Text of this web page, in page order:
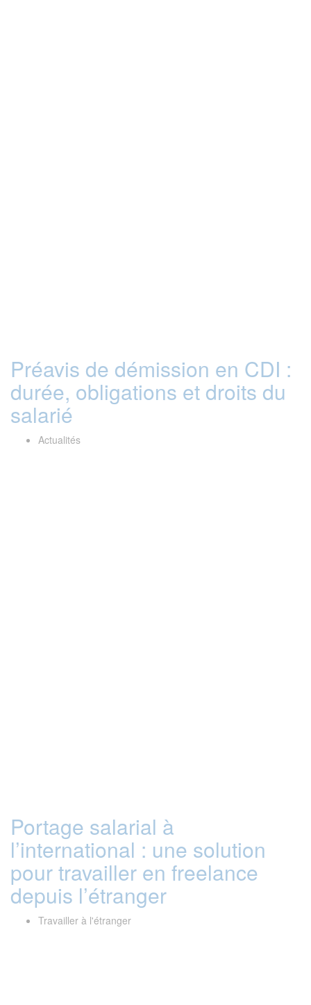
Préavis de démission en CDI :
durée, obligations et droits du
salarié
Actualités
Portage salarial à
l’international : une solution
pour travailler en freelance
depuis l’étranger
Travailler à l'étranger